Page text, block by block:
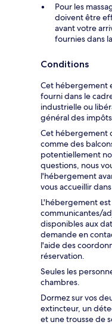
Pour les
doivent être
avant votre
fournies dans
Conditions
Cet hébergement
fourni dans le
industrielle ou
général des impôts
Cet hébergement
comme des
potentiellement
questions, nous
l'hébergement
vous accueillir
L'hébergement
communicantes/
disponibles aux
demande en
l'aide des
réservation.
Seules les
chambres.
Dormez sur vos
extincteur, un
et une trousse de